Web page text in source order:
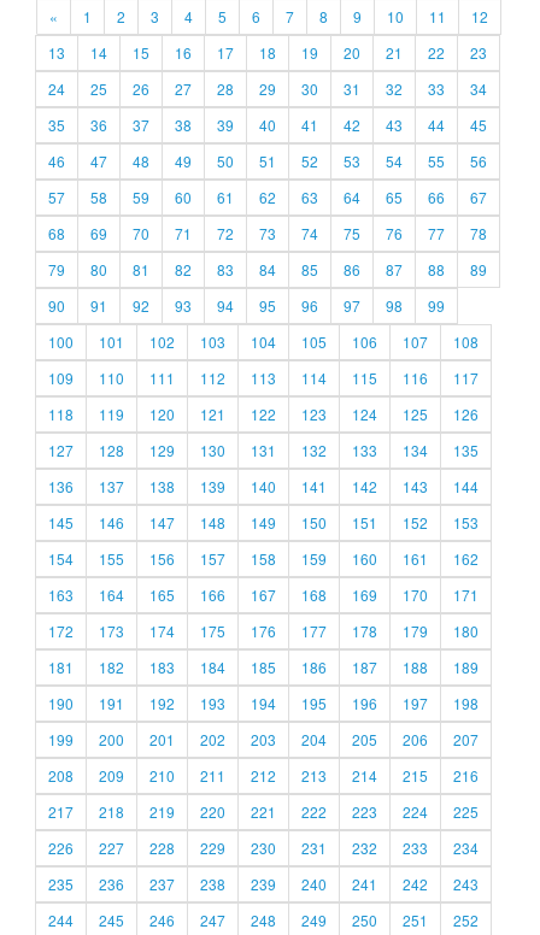
« 1 2 3 4 5 6 7 8 9 10 11
12
13
14 15 16 17 18 19 20 21 22
23
24
25 26 27 28 29 30 31 32 33
34
35
36 37 38 39 40 41 42 43 44
45
46
47 48 49 50 51 52 53 54 55
56
57
58 59 60 61 62 63 64 65 66
67
68
69 70 71 72 73 74 75 76 77
78
79
80 81 82 83 84 85 86 87 88
89
90
91 92 93 94 95 96 97 98
99
100
101 102 103 104 105 106 107
108
109
110 111 112 113 114 115 116
117
118
119 120 121 122 123 124 125
126
127
128 129 130 131 132 133 134
135
136
137 138 139 140 141 142 143
144
145
146 147 148 149 150 151 152
153
154
155 156 157 158 159 160 161
162
163
164 165 166 167 168 169 170
171
172
173 174 175 176 177 178 179
180
181
182 183 184 185 186 187 188
189
190
191 192 193 194 195 196 197
198
199
200 201 202 203 204 205 206
207
208
209 210 211 212 213 214 215
216
217
218 219 220 221 222 223 224
225
226
227 228 229 230 231 232 233
234
235
236 237 238 239 240 241 242
243
244
245 246 247 248 249 250 251
252